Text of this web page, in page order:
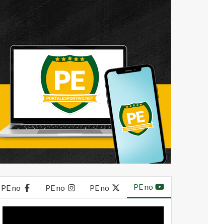
PE no PE no PE no PE no